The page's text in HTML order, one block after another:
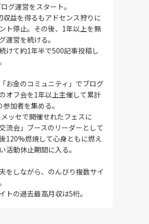
グ運営をスタート。
収益を得るもアドセンス狩りに
ト停止。その後、1年以上を無
運営を続ける。
けて約1年半で500記事投稿し
お金のコミュニティ」でブログ
オフ会を1年以上主催して累計
加者を集める。
ッセで開催せれたフェスに
流会」ブースのリーダーとして
120%燃焼して心身ともに燃え
活動休止期間に入る。
をしながら、のんびり複数サイ
トの過去最高月収は5桁。